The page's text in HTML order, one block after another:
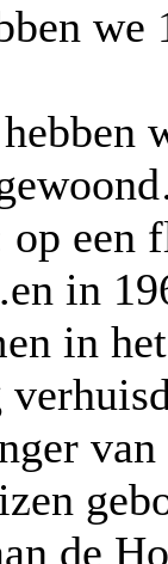
op een
in
in
de